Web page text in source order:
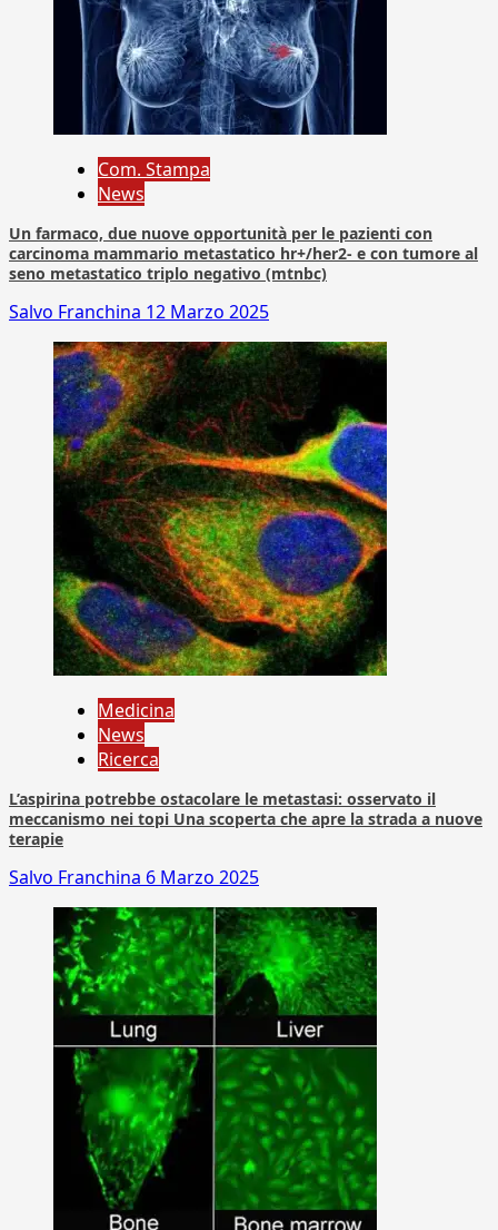
Com. Stampa
News
Un farmaco, due nuove opportunità per le pazienti con
carcinoma mammario metastatico hr+/her2- e con tumore al
seno metastatico triplo negativo (mtnbc)
Salvo Franchina 12 Marzo 2025
Medicina
News
Ricerca
L’aspirina potrebbe ostacolare le metastasi: osservato il
meccanismo nei topi Una scoperta che apre la strada a nuove
terapie
Salvo Franchina 6 Marzo 2025